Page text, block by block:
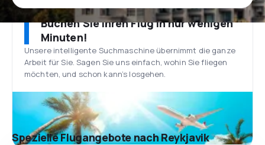
Buchen Sie Ihren Flug in nur wenigen
Minuten!
Unsere intelligente Suchmaschine übernimmt die ganze
Arbeit für Sie. Sagen Sie uns einfach, wohin Sie fliegen
möchten, und schon kann’s losgehen.
Spezielle Flugangebote nach Reykjavik